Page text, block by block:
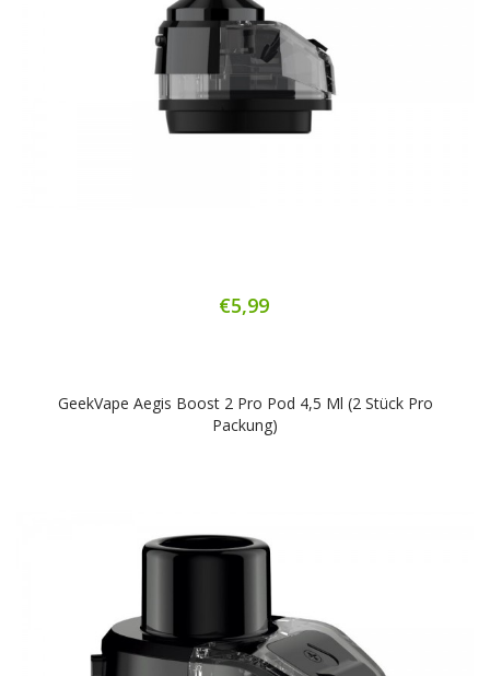
€5,99
GeekVape Aegis Boost 2 Pro Pod 4,5 Ml (2 Stück Pro
Packung)